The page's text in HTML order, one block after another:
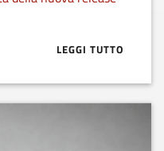
LEGGI TUTTO
ABOUT